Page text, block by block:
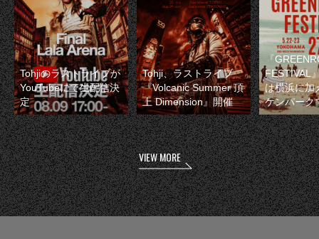
Tohjiのラストライブが
YouTubeにて生配信決
定
Tohji、ラストライブ
『Volcanic Summer 頂
上 Dimension』開催
『
FESTIVAL
は横浜に加
ケンパーク
VIEW MORE